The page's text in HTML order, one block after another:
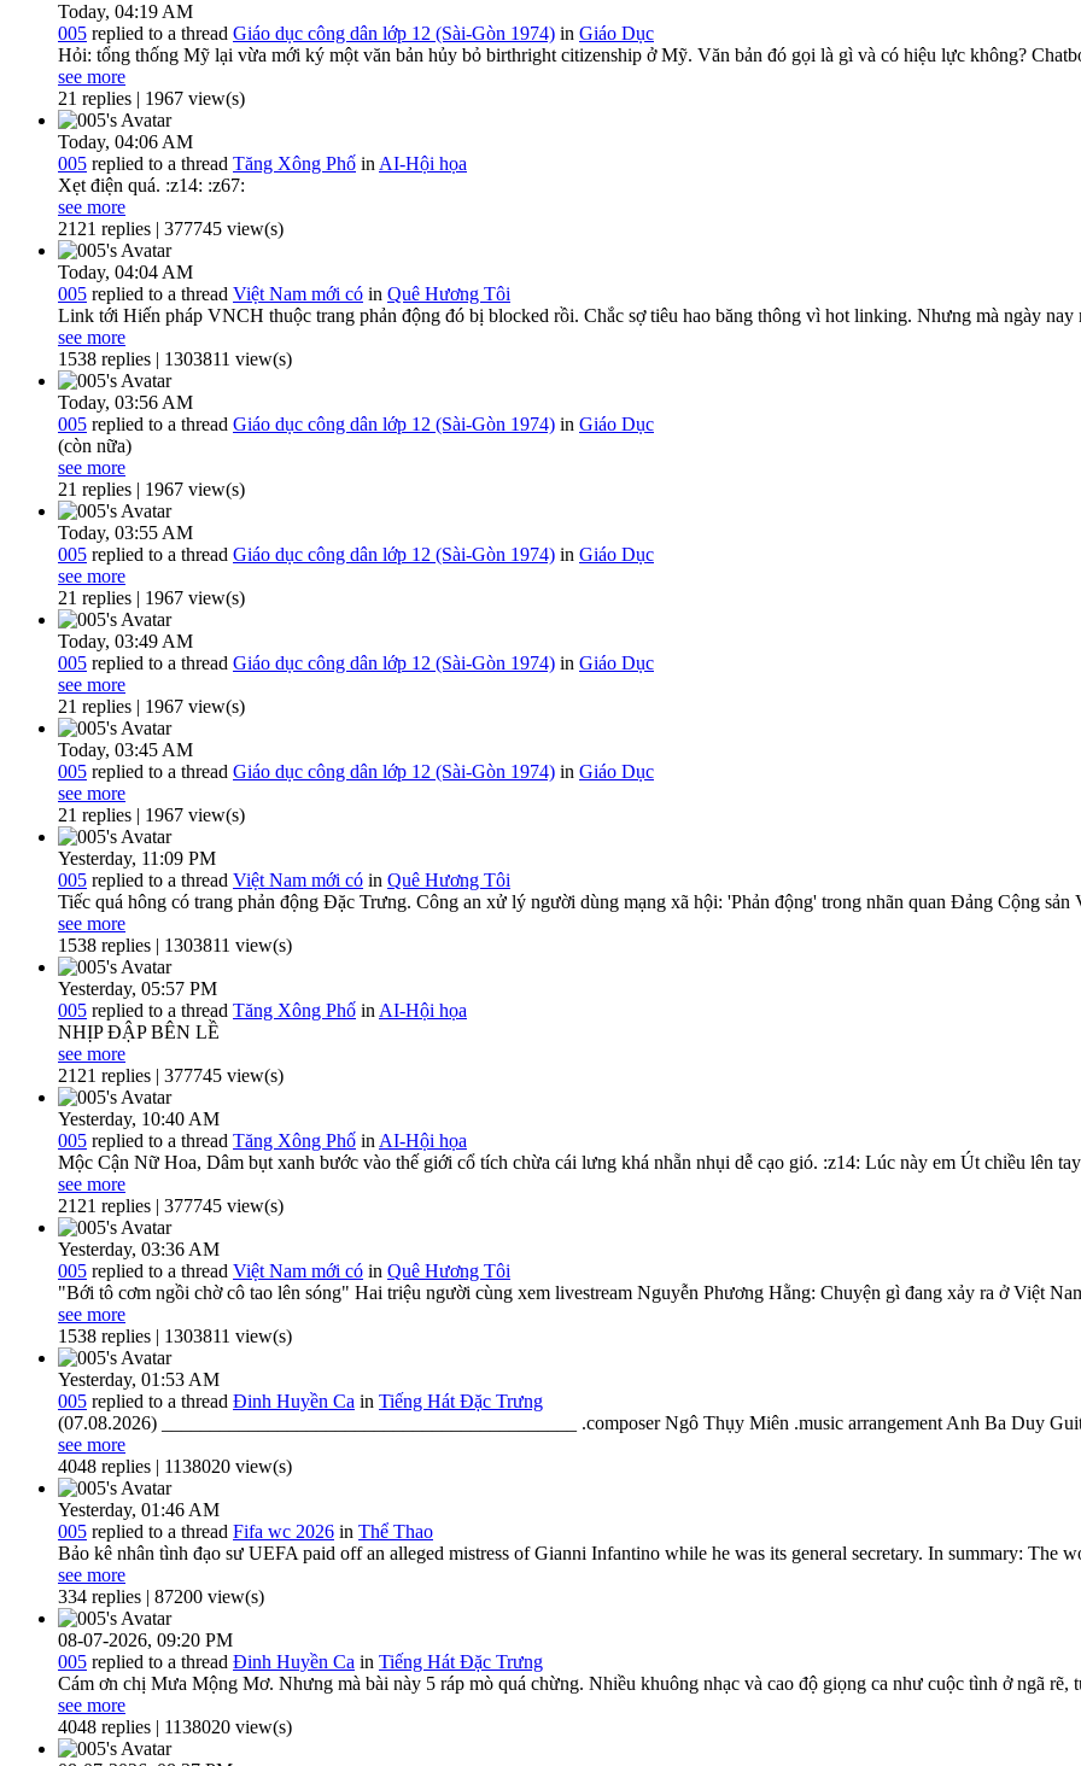
Today, 04:19 AM
005 replied to a thread Giáo dục công dân lớp 12 (Sài-Gòn 1974) in Giáo Dục
Hỏi: tổng thống Mỹ lại vừa mới ký một văn bản hủy bỏ birthright citizenship ở Mỹ. Văn bản đó gọi là gì và có hiệu lực không?
see more
21 replies | 1967 view(s)
Today, 04:06 AM
005 replied to a thread Tăng Xông Phố in AI-Hội họa
Xẹt điện quá. :z14: :z67:
see more
2121 replies | 377745 view(s)
Today, 04:04 AM
005 replied to a thread Việt Nam mới có in Quê Hương Tôi
Link tới Hiến pháp VNCH thuộc trang phản động đó bị blocked rồi. Chắc sợ tiêu hao băng thông vì hot linking. Nhưng mà ngày nay
see more
1538 replies | 1303811 view(s)
Today, 03:56 AM
005 replied to a thread Giáo dục công dân lớp 12 (Sài-Gòn 1974) in Giáo Dục
(còn nữa)
see more
21 replies | 1967 view(s)
Today, 03:55 AM
005 replied to a thread Giáo dục công dân lớp 12 (Sài-Gòn 1974) in Giáo Dục
see more
21 replies | 1967 view(s)
Today, 03:49 AM
005 replied to a thread Giáo dục công dân lớp 12 (Sài-Gòn 1974) in Giáo Dục
see more
21 replies | 1967 view(s)
Today, 03:45 AM
005 replied to a thread Giáo dục công dân lớp 12 (Sài-Gòn 1974) in Giáo Dục
see more
21 replies | 1967 view(s)
Yesterday, 11:09 PM
005 replied to a thread Việt Nam mới có in Quê Hương Tôi
Tiếc quá hông có trang phản động Đặc Trưng. Công an xử lý người dùng mạng xã hội: 'Phản động' trong nhãn quan Đảng Cộng sản
see more
1538 replies | 1303811 view(s)
Yesterday, 05:57 PM
005 replied to a thread Tăng Xông Phố in AI-Hội họa
NHỊP ĐẬP BÊN LỀ
see more
2121 replies | 377745 view(s)
Yesterday, 10:40 AM
005 replied to a thread Tăng Xông Phố in AI-Hội họa
Mộc Cận Nữ Hoa, Dâm bụt xanh bước vào thế giới cổ tích chừa cái lưng khá nhẵn nhụi dễ cạo gió. :z14: Lúc này em Út chiều lên
see more
2121 replies | 377745 view(s)
Yesterday, 03:36 AM
005 replied to a thread Việt Nam mới có in Quê Hương Tôi
"Bới tô cơm ngồi chờ cô tao lên sóng" Hai triệu người cùng xem livestream Nguyễn Phương Hằng: Chuyện gì đang xảy ra ở Việt
see more
1538 replies | 1303811 view(s)
Yesterday, 01:53 AM
005 replied to a thread Đinh Huyền Ca in Tiếng Hát Đặc Trưng
(07.08.2026) ___________________________________________ .composer Ngô Thụy Miên .music arrangement Anh Ba Duy
see more
4048 replies | 1138020 view(s)
Yesterday, 01:46 AM
005 replied to a thread Fifa wc 2026 in Thể Thao
Bảo kê nhân tình đạo sư UEFA paid off an alleged mistress of Gianni Infantino while he was its general secretary. In summary: The
see more
334 replies | 87200 view(s)
08-07-2026, 09:20 PM
005 replied to a thread Đinh Huyền Ca in Tiếng Hát Đặc Trưng
Cám ơn chị Mưa Mộng Mơ. Nhưng mà bài này 5 ráp mò quá chừng. Nhiều khuông nhạc và cao độ giọng ca như cuộc tình ở ngã rẽ,
see more
4048 replies | 1138020 view(s)